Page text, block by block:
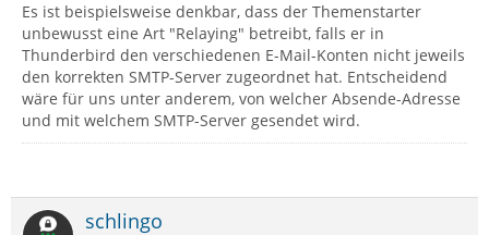
Es ist beispielsweise denkbar, dass der Themenstarter
unbewusst eine Art "Relaying" betreibt, falls er in
Thunderbird den verschiedenen E-Mail-Konten nicht jeweils
den korrekten SMTP-Server zugeordnet hat. Entscheidend
wäre für uns unter anderem, von welcher Absende-Adresse
und mit welchem SMTP-Server gesendet wird.
schlingo